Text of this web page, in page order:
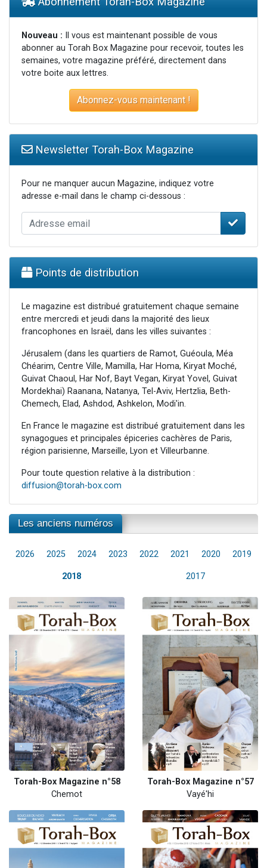
Nouveau : Il vous est maintenant possible de vous
abonner au Torah Box Magazine pour recevoir, toutes les
semaines, votre magazine préféré, directement dans
votre boite aux lettres.
Abonnez-vous maintenant !
Newsletter Torah-Box Magazine
Pour ne manquer aucun Magazine, indiquez votre
adresse e-mail dans le champ ci-dessous :
Points de distribution
Le magazine est distribué gratuitement chaque semaine
entre mercredi et jeudi dans la majorité des lieux
francophones en Israël, dans les villes suivantes :
Jérusalem (dans les quartiers de Ramot, Guéoula, Méa
Chéarim, Centre Ville, Mamilla, Har Homa, Kiryat Moché,
Guivat Chaoul, Har Nof, Bayt Vegan, Kiryat Yovel, Guivat
Mordekhai) Raanana, Natanya, Tel-Aviv, Hertzlia, Beth-
Chemech, Elad, Ashdod, Ashkelon, Modi'in.
En France le magazine est distribué gratuitement dans les
synagogues et principales épiceries cachères de Paris,
région parisienne, Marseille, Lyon et Villeurbanne.
Pour toute question relative à la distribution :
diffusion@torah-box.com
Les anciens numéros
2026 2025 2024 2023 2022 2021 2020 2019
2018 2017
Torah-Box Magazine n°58
Chemot
Torah-Box Magazine n°57
Vayé'hi